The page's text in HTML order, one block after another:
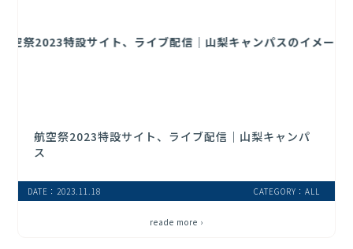
航空祭2023特設サイト、ライブ配信｜山梨キャンパ
ス
DATE：2023.11.18 CATEGORY：ALL
reade more ›